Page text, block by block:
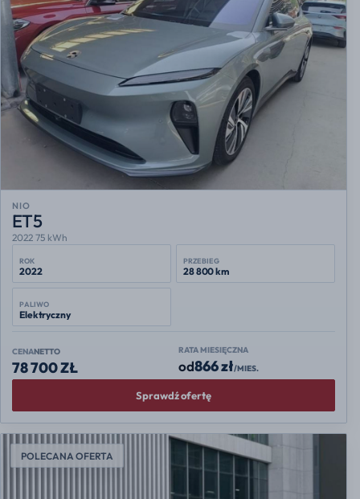
NIO
ET5
2022 75 kWh
ROK
2022
PRZEBIEG
28 800 km
PALIWO
Elektryczny
CENANETTO
78 700 ZŁ
RATA MIESIĘCZNA
od866 zł/MIES.
Sprawdź ofertę
POLECANA OFERTA